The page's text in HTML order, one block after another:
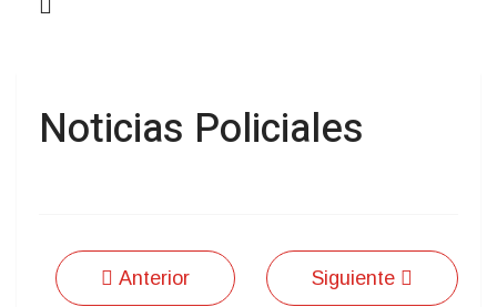
Noticias Policiales
Anterior Siguiente